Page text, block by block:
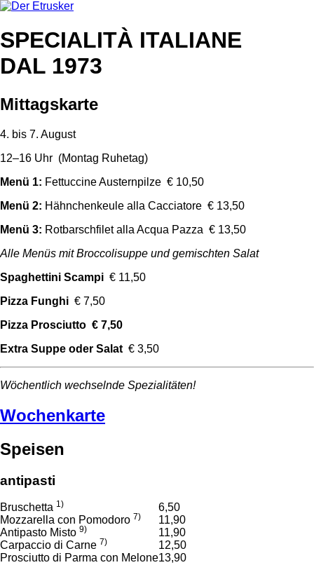
SPECIALITÀ ITALIANE
DAL 1973
Mittagskarte
4. bis 7. August
12–16 Uhr (Montag Ruhetag)
Menü 1: Fettuccine Austernpilze € 10,50
Menü 2: Hähnchenkeule alla Cacciatore € 13,50
Menü 3: Rotbarschfilet alla Acqua Pazza € 13,50
Alle Menüs mit Broccolisuppe und gemischten Salat
Spaghettini Scampi € 11,50
Pizza Funghi € 7,50
Pizza Prosciutto € 7,50
Extra Suppe oder Salat € 3,50
Wöchentlich wechselnde Spezialitäten!
Wochenkarte
Speisen
antipasti
Bruschetta 1)
6,50
Mozzarella con Pomodoro 7)
11,90
Antipasto Misto 9)
11,90
Carpaccio di Carne 7)
12,50
Prosciutto di Parma con Melone13,90